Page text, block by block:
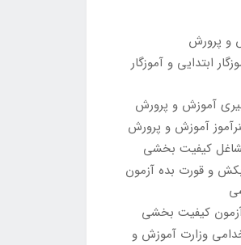
و پرورش
ابتدایی و آموزگار
آموزش و پرورش
آموزش و پرورش
کیفیت بخشی
و قورت بده آزمون
کیفیت بخشی
وزارت آموزش و